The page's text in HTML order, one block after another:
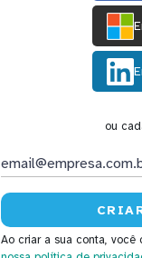
ou
Ao criar a sua conta, você